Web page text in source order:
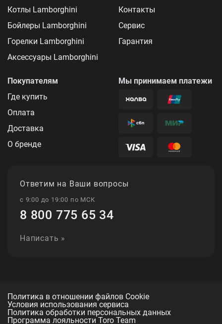
Котлы Lamborghini
Бойлеры Lamborghini
Горелки Lamborghini
Аксессуары Lamborghini
Контакты
Сервис
Гарантия
Покупателям
Где купить
Оплата
Доставка
О бренде
Мы принимаем платежи
Ответим на Ваши вопросы
с 9:00 до 19:00 по МСК
8 800 775 65 34
Написать »
Политика в отношении файлов Cookie
Условия использования сервиса
Политика обработки персональных данных
Программа лояльности Toro Team